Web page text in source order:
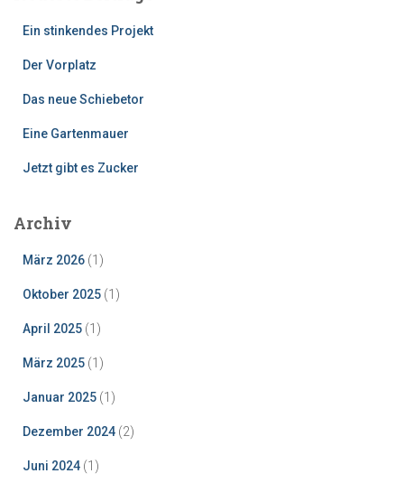
Ein stinkendes Projekt
Der Vorplatz
Das neue Schiebetor
Eine Gartenmauer
Jetzt gibt es Zucker
Archiv
März 2026 (1)
Oktober 2025 (1)
April 2025 (1)
März 2025 (1)
Januar 2025 (1)
Dezember 2024 (2)
Juni 2024 (1)